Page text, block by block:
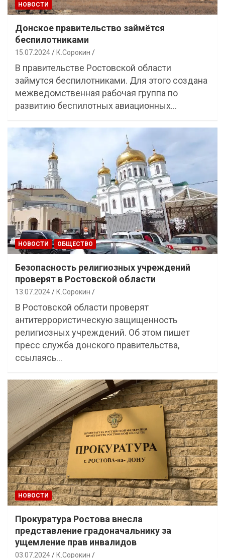
НОВОСТИ
Донское правительство займётся
беспилотниками
15.07.2024 К.Сорокин
В правительстве Ростовской области
займутся беспилотниками. Для этого создана
межведомственная рабочая группа по
развитию беспилотных авиационных…
НОВОСТИ ОБЩЕСТВО
Безопасность религиозных учреждений
проверят в Ростовской области
13.07.2024 К.Сорокин
В Ростовской области проверят
антитеррористическую защищенность
религиозных учреждений. Об этом пишет
пресс служба донского правительства,
ссылаясь…
НОВОСТИ
Прокуратура Ростова внесла
представление градоначальнику за
ущемление прав инвалидов
03.07.2024 К.Сорокин